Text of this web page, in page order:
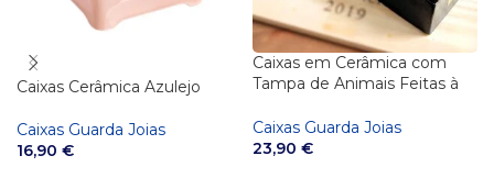
Caixas Cerâmica Azulejo
Caixas Guarda Joias
16,90 €
Caixas em Cerâmica com
Tampa de Animais Feitas à
Caixas Guarda Joias
23,90 €